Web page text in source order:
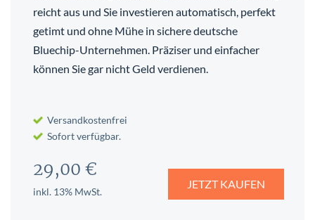
reicht aus und Sie investieren automatisch, perfekt
getimt und ohne Mühe in sichere deutsche
Bluechip-Unternehmen. Präziser und einfacher
können Sie gar nicht Geld verdienen.
Versandkostenfrei
Sofort verfügbar.
29,00 €
inkl. 13% MwSt.
JETZT KAUFEN